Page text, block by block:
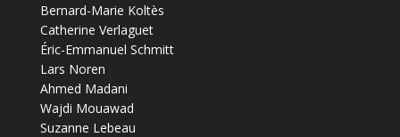
Bernard-Marie Koltès
Catherine Verlaguet
Éric-Emmanuel Schmitt
Lars Noren
Ahmed Madani
Wajdi Mouawad
Suzanne Lebeau